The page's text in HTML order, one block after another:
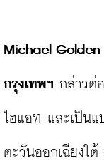
Michael Golden
กรุงเทพฯ กล่าวต่
ไฮแอท และเป็น
ตะวันออกเฉียงใ